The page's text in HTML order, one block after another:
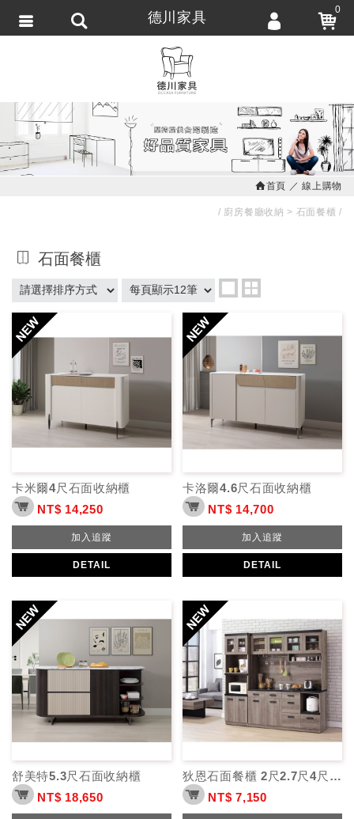
首頁 線上購物
廚房餐廳收納 石面餐櫃
石面餐櫃
卡米爾4尺石面收納櫃
NT$ 14,250
加入追蹤
DETAIL
卡洛爾4.6尺石面收納櫃
NT$ 14,700
加入追蹤
DETAIL
舒美特5.3尺石面收納櫃
NT$ 18,650
狄恩石面餐櫃 2尺2.7尺4尺5.3尺
NT$ 7,150
德川家具 0
會員登入
會員註冊
訂單查詢
繁體中文